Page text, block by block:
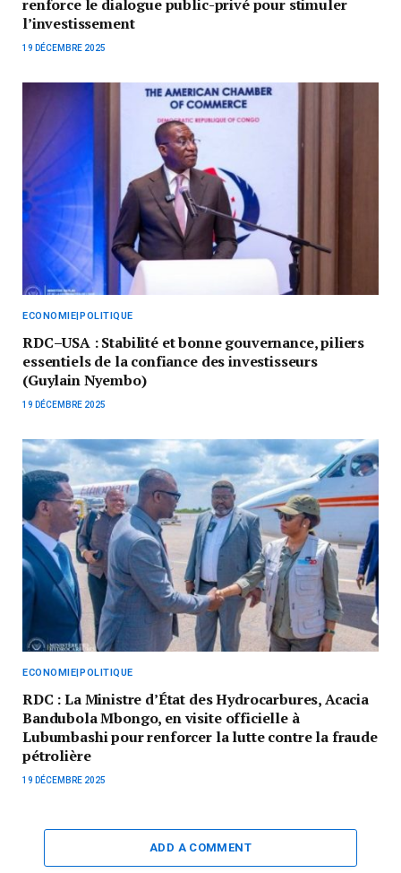
renforce le dialogue public-privé pour stimuler
l’investissement
19 DÉCEMBRE 2025
ECONOMIE|POLITIQUE
RDC–USA : Stabilité et bonne gouvernance, piliers
essentiels de la confiance des investisseurs
(Guylain Nyembo)
19 DÉCEMBRE 2025
ECONOMIE|POLITIQUE
RDC : La Ministre d’État des Hydrocarbures, Acacia
Bandubola Mbongo, en visite officielle à
Lubumbashi pour renforcer la lutte contre la fraude
pétrolière
19 DÉCEMBRE 2025
ADD A COMMENT